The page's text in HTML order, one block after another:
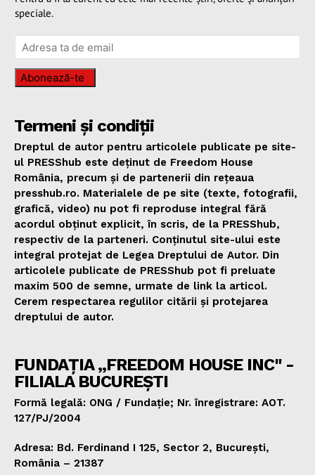
speciale.
Abonează-te
Termeni și condiții
Dreptul de autor pentru articolele publicate pe site-
ul PRESShub este deținut de Freedom House
România, precum și de partenerii din rețeaua
presshub.ro. Materialele de pe site (texte, fotografii,
grafică, video) nu pot fi reproduse integral fără
acordul obținut explicit, în scris, de la PRESShub,
respectiv de la parteneri. Conținutul site-ului este
integral protejat de Legea Dreptului de Autor. Din
articolele publicate de PRESShub pot fi preluate
maxim 500 de semne, urmate de link la articol.
Cerem respectarea regulilor citării și protejarea
dreptului de autor.
FUNDAȚIA „FREEDOM HOUSE INC" -
FILIALA BUCUREȘTI
Formă legală: ONG / Fundație; Nr. înregistrare: AOT.
127/PJ/2004
Adresa: Bd. Ferdinand I 125, Sector 2, București,
România – 21387